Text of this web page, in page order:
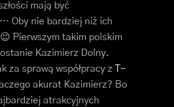
mają być
Oby nie bardziej niż ich
Pierwszym takim polskim
Kazimierz Dolny.
za sprawą współpracy z
T-
akurat Kazimierz? Bo
atrakcyjnych